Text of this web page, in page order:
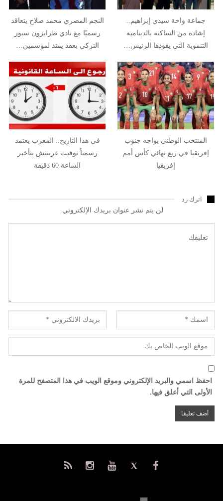
جماعة واحة سيدي إبراهيم..
إشادة من الساكنة بالدينامية
التنموية التي يقودها الرئيس…
النجم المصري محمد صلاح يتعاقد
رسميًا مع نادي طرابزون سبور
التركي بعقد يمتد لموسمين…
المنتخب الوطني يواجه جنوب
إفريقيا في ربع نهائي كأس أمم
إفريقيا
في هذا التاريخ.. المغرب يعتمد
رسمياً توقيت غرينتش بتأخير
الساعة 60 دقيقة
اترك رد
لن يتم نشر عنوان بريدك الإلكتروني.
احفظ اسمي والبريد الإلكتروني وموقع الويب في هذا المتصفح للمرة
الأولى التي أعلق فيها.